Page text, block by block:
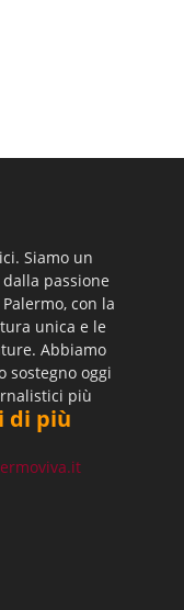
Siamo un
passione
con la
unica e le
Abbiamo
sostegno oggi
più
di più